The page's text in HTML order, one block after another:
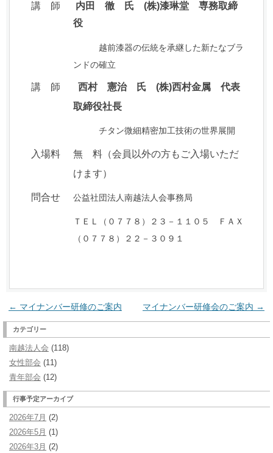
講 師
内田 徹 氏 (株)漆琳堂 専務取締
役
越前漆器の伝統を承継した新たなブラ
ンドの確立
講 師
西村 憲治 氏 (株)西村金属 代表
取締役社長
チタン微細精密加工技術の世界展開
入場料
無 料（会員以外の方もご入場いただ
けます）
問合せ 公益社団法人南越法人会事務局
ＴＥＬ（０７７８）２３－１１０５ ＦＡＸ
（０７７８）２２－３０９１
投
稿
ナ
ビ
ゲ
ー
シ
ン
← マイナンバー研修のご案内 マイナンバー研修会のご案内 →
カテゴリー
南越法人会 (118)
女性部会 (11)
青年部会 (12)
行事予定アーカイブ
2026年7月 (2)
2026年5月 (1)
2026年3月 (2)